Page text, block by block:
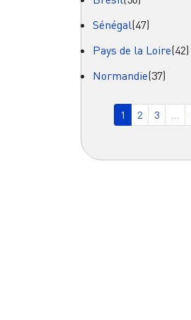
Sénégal(47)
Pays de la Loire(42)
Normandie(37)
Pagination
Page courante
1 Page
2 Page
3